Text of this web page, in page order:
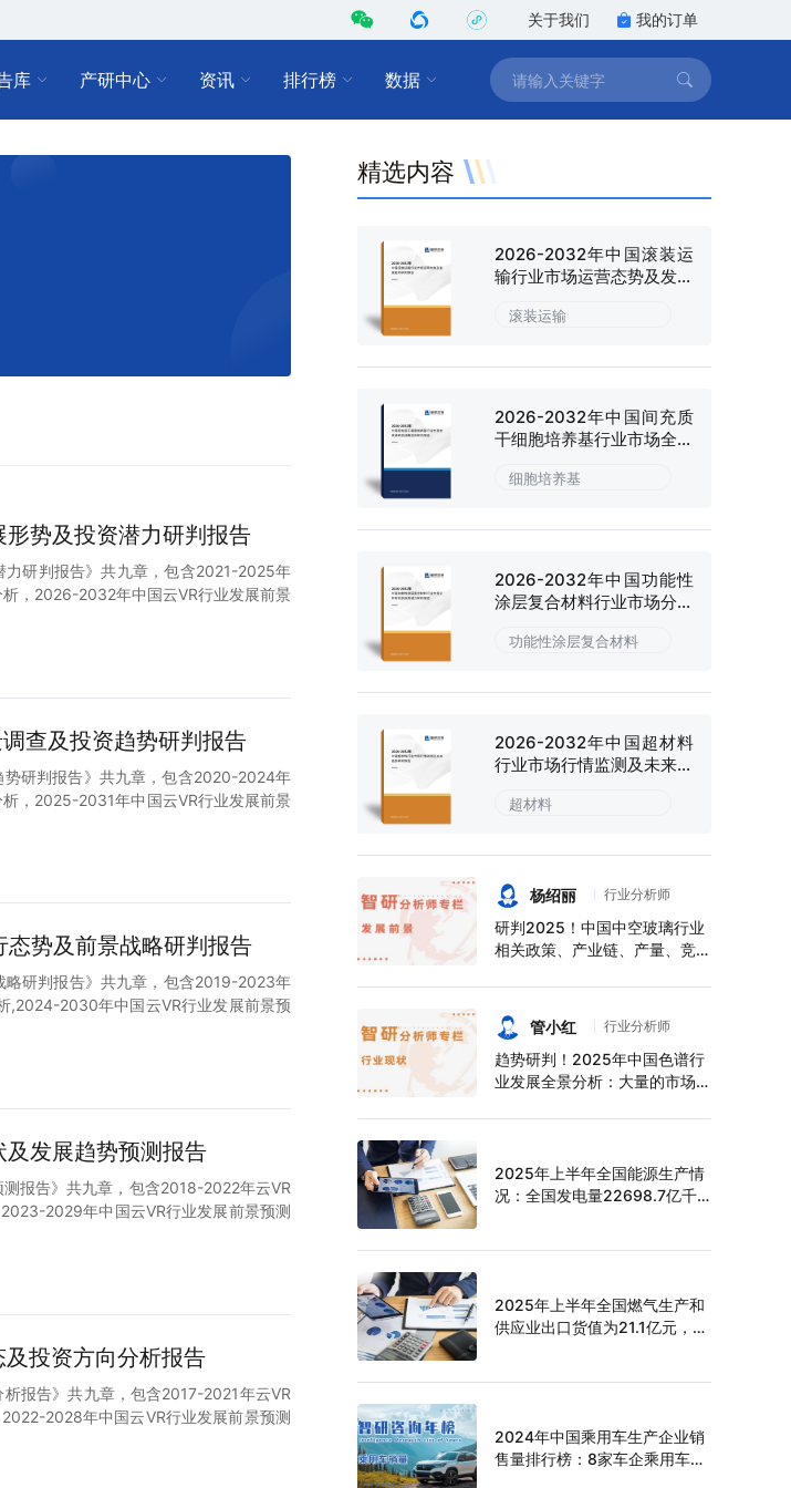
关于我们 我的订单
库 产研中心 资讯 排行榜 数据
势及投资潜力研判报告
力研判报告》共九章，包含2021-2025年
，2026-2032年中国云VR行业发展前景
查及投资趋势研判报告
势研判报告》共九章，包含2020-2024年
，2025-2031年中国云VR行业发展前景
势及前景战略研判报告
略研判报告》共九章，包含2019-2023年
,2024-2030年中国云VR行业发展前景预
发展趋势预测报告
报告》共九章，包含2018-2022年云VR
2029年中国云VR行业发展前景预测
投资方向分析报告
报告》共九章，包含2017-2021年云VR
2028年中国云VR行业发展前景预测
精选内容
2026-2032年中国滚装运
输行业市场运营态势及发展
滚装运输
2026-2032年中国间充质
干细胞培养基行业市场全景
细胞培养基
2026-2032年中国功能性
涂层复合材料行业市场分析
功能性涂层复合材料
2026-2032年中国超材料
行业市场行情监测及未来趋
超材料
杨绍丽 行业分析师
研判2025！中国中空玻璃行业
相关政策、产业链、产量、竞争
持续增长，上半年中空玻璃产量
达6124万平方米[图]
管小红 行业分析师
趋势研判！2025年中国色谱行
业发展全景分析：大量的市场需
规模不断扩大，进口替代趋势明
2025年上半年全国能源生产情
况：全国发电量22698.7亿千
2025年上半年全国燃气生产和
供应业出口货值为21.1亿元，累
2024年中国乘用车生产企业销
售量排行榜：8家车企乘用车销